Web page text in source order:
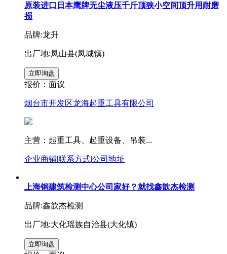
原装进口日本鹰牌无尘液压千斤顶狭小空间顶升用耐磨
损
品牌:龙升
出厂地:凤山县(凤城镇)
报价： 面议
烟台市开发区龙海起重工具有限公司
主营：起重工具、起重设备、吊装...
企业商铺|联系方式|公司地址
上海钢建筑检测中心公司家好？就找鑫歆杰检测
品牌:鑫歆杰检测
出厂地:大化瑶族自治县(大化镇)